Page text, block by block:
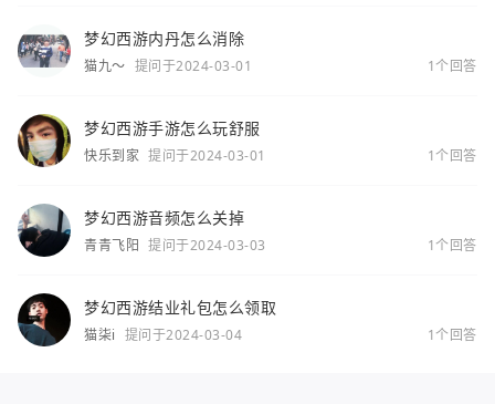
梦幻西游内丹怎么消除
猫九～ 提问于2024-03-01 1个回答
梦幻西游手游怎么玩舒服
快乐到家 提问于2024-03-01 1个回答
梦幻西游音频怎么关掉
青青飞阳 提问于2024-03-03 1个回答
梦幻西游结业礼包怎么领取
猫柒i 提问于2024-03-04 1个回答